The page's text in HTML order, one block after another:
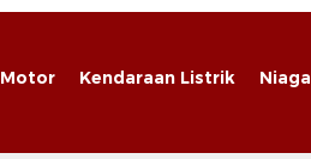
Motor Kendaraan Listrik Niaga